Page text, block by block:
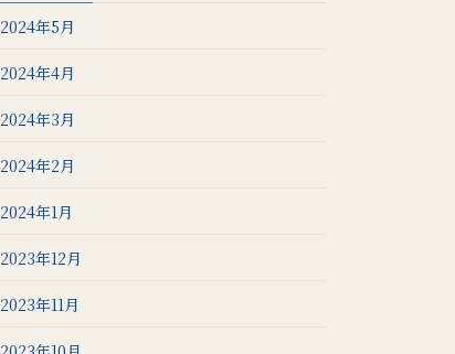
2024年5月
2024年4月
2024年3月
2024年2月
2024年1月
2023年12月
2023年11月